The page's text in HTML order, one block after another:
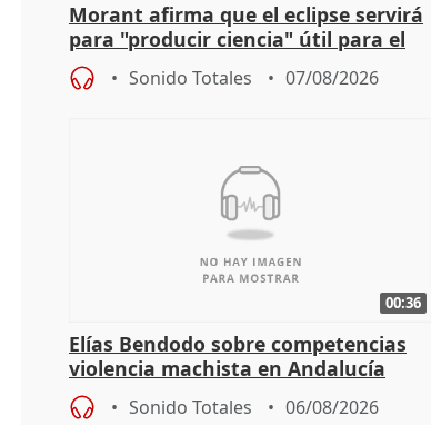
Morant afirma que el eclipse servirá
para "producir ciencia" útil para el
resto del mundo
Sonido Totales 07/08/2026
00:36
Elías Bendodo sobre competencias
violencia machista en Andalucía
Sonido Totales 06/08/2026